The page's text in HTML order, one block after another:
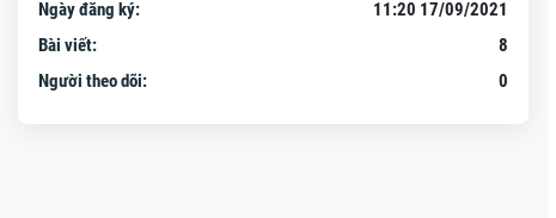
Ngày đăng ký:
11:20 17/09/2021
Bài viết:
8
Người theo dõi:
0